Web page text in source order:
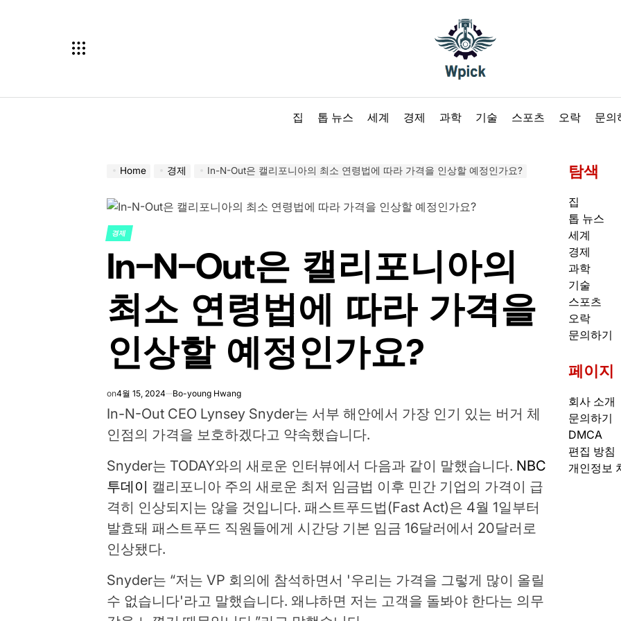
집
톱 뉴스 세계 경제 과학 기술 스포츠 오락 문의
Home 경제 In-N-Out은 캘리포니아의 최소 연령법에 따라 가격을 인상할 예정인가요?
POSTED
IN
경제
In-N-Out은 캘리포니아의
최소 연령법에 따라 가격을
인상할 예정인가요?
on4월 15, 2024 Bo-young Hwang
In-N-Out CEO Lynsey Snyder는 서부 해안에서 가장 인기 있는 버거 체
인점의 가격을 보호하겠다고 약속했습니다.
Snyder는 TODAY와의 새로운 인터뷰에서 다음과 같이 말했습니다. NBC
투데이 캘리포니아 주의 새로운 최저 임금법 이후 민간 기업의 가격이 급
격히 인상되지는 않을 것입니다. 패스트푸드법(Fast Act)은 4월 1일부터
발효돼 패스트푸드 직원들에게 시간당 기본 임금 16달러에서 20달러로
인상됐다.
Snyder는 “저는 VP 회의에 참석하면서 '우리는 가격을 그렇게 많이 올릴
수 없습니다'라고 말했습니다. 왜냐하면 저는 고객을 돌봐야 한다는 의무
탐색
집
톱 뉴스
세계
경제
과학
기술
스포츠
오락
문의하기
페이지
회사 소개
문의하기
DMCA
편집 방침
개인정보